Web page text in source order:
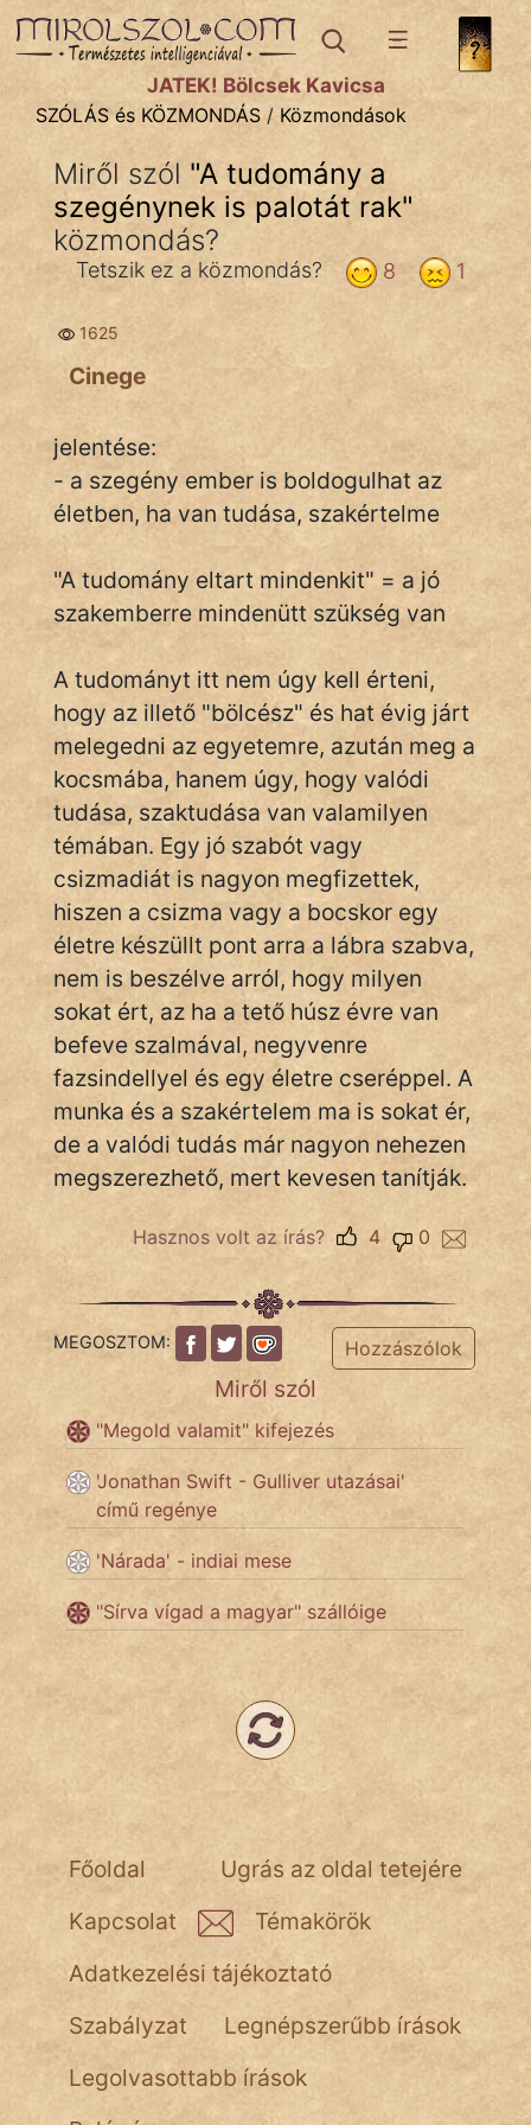
SZÓLÁS ÉS KÖZMONDÁStémák:
Bibliai
Közmondások
Rímelő
Szólások
Tréfás
IRODALOM
SZÓLÁS
KÖZMONDÁS
PSZICHO
ZENE
FILM
ÉLETMÓD
MAGYARSÁG
TÖRTÉNELEM
Népszerű szerzőink:
Hunor
Jób Gedeon
vörös ördög
nagyöreg
NapHold
pszichopati
Hoffer Botond
szemfüles
JÁTÉK! Bölcsek Kavicsa
SZÓLÁS és KÖZMONDÁS / Közmondások
Miről szól "A tudomány a
szegénynek is palotát rak"
közmondás?
1
8
Tetszik ez a közmondás?
1625
Cinege
jelentése:
- a szegény ember is boldogulhat az
életben, ha van tudása, szakértelme
"A tudomány eltart mindenkit" = a jó
szakemberre mindenütt szükség van
A tudományt itt nem úgy kell érteni,
hogy az illető "bölcész" és hat évig járt
melegedni az egyetemre, azután meg a
kocsmába, hanem úgy, hogy valódi
tudása, szaktudása van valamilyen
témában. Egy jó szabót vagy
csizmadiát is nagyon megfizettek,
hiszen a csizma vagy a bocskor egy
életre készüllt pont arra a lábra szabva,
nem is beszélve arról, hogy milyen
sokat ért, az ha a tető húsz évre van
befeve szalmával, negyvenre
fazsindellyel és egy életre cseréppel. A
munka és a szakértelem ma is sokat ér,
de a valódi tudás már nagyon nehezen
megszerezhető, mert kevesen tanítják.
Hasznos volt az írás? 0
4
MEGOSZTOM: Hozzászólok
Miről szól
"Megold valamit" kifejezés
'Jonathan Swift - Gulliver utazásai'
című regénye
'Nárada' - indiai mese
"Sírva vígad a magyar" szállóige
Ugrás az oldal tetejére
Főoldal
Kapcsolat
Témakörök
Adatkezelési tájékoztató
Szabályzat
Legnépszerűbb írások
Legolvasottabb írások